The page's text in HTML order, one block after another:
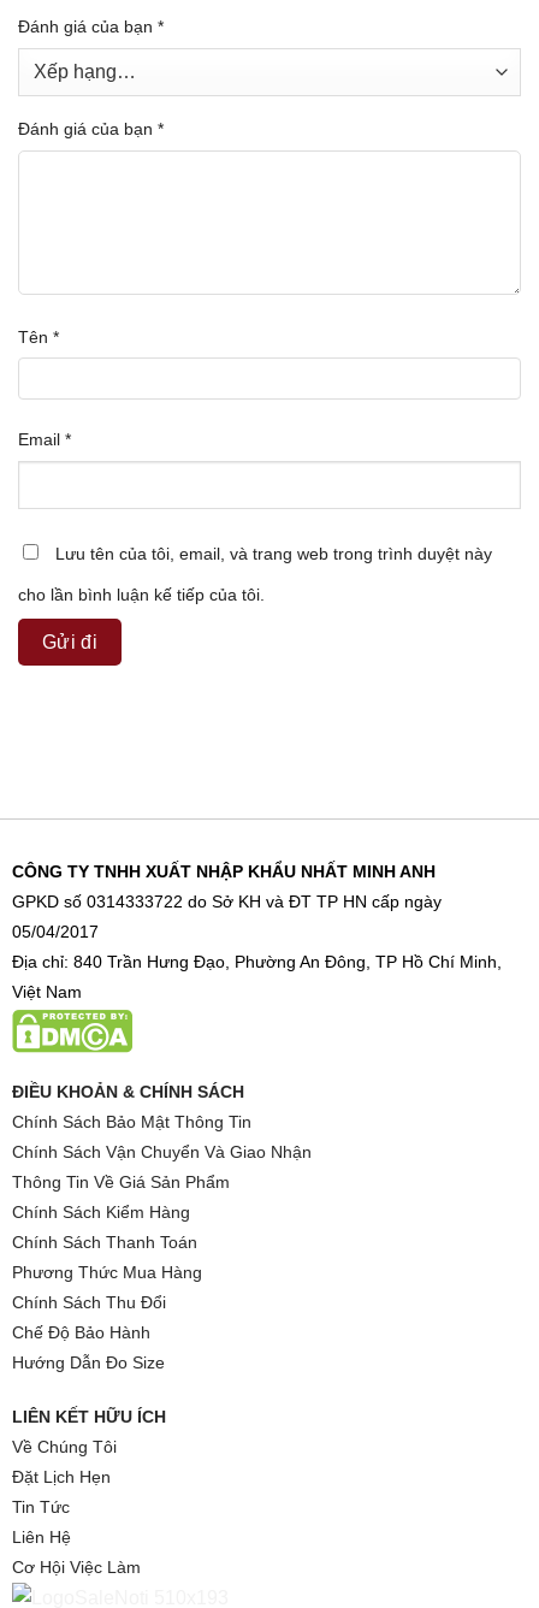
Đánh giá của bạn *
Đánh giá của bạn *
Tên *
Email *
Lưu tên của tôi, email, và trang web trong trình duyệt này
cho lần bình luận kế tiếp của tôi.
CÔNG TY TNHH XUẤT NHẬP KHẨU NHẤT MINH ANH
GPKD số 0314333722 do Sở KH và ĐT TP HN cấp ngày
05/04/2017
Địa chỉ: 840 Trần Hưng Đạo, Phường An Đông, TP Hồ Chí Minh,
Việt Nam
ĐIỀU KHOẢN & CHÍNH SÁCH
Chính Sách Bảo Mật Thông Tin
Chính Sách Vận Chuyển Và Giao Nhận
Thông Tin Về Giá Sản Phẩm
Chính Sách Kiểm Hàng
Chính Sách Thanh Toán
Phương Thức Mua Hàng
Chính Sách Thu Đổi
Chế Độ Bảo Hành
Hướng Dẫn Đo Size
LIÊN KẾT HỮU ÍCH
Về Chúng Tôi
Đặt Lịch Hẹn
Tin Tức
Liên Hệ
Cơ Hội Việc Làm